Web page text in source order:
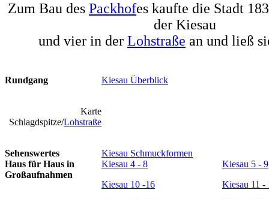
Zum Bau des Packhofes kaufte die Stadt
der Kiesau
und vier in der Lohstraße an und ließ
Rundgang Kiesau Überblick
Karte
Schlagdspitze/Lohstraße
Sehenswertes
Kiesau Schmuckformen
Haus für Haus in
Großaufnahmen
Kiesau 4 - 8
Kiesau 10 -16
Kiesau 5 - 9
Kiesau 11 -